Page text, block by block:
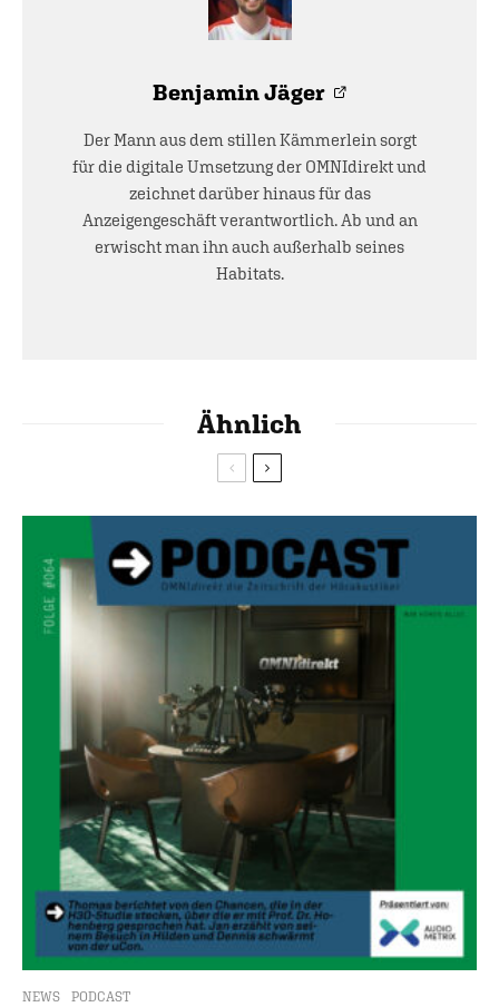
Benjamin Jäger
Der Mann aus dem stillen Kämmerlein sorgt
für die digitale Umsetzung der OMNIdirekt und
zeichnet darüber hinaus für das
Anzeigengeschäft verantwortlich. Ab und an
erwischt man ihn auch außerhalb seines
Habitats.
Ähnlich
NEWS PODCAST